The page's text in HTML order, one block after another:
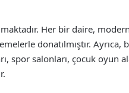
Her bir daire,
donatılmıştır. Ayrıca,
spor salonları, çocuk oyun